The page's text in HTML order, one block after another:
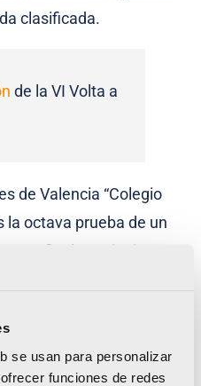
se usan para personalizar
funciones de redes
clasificada.
de la VI Volta a
de Valencia “Colegio
la octava prueba de un
final. La siguiente
al Cabanyal, el
la undécima
reúne a una media de